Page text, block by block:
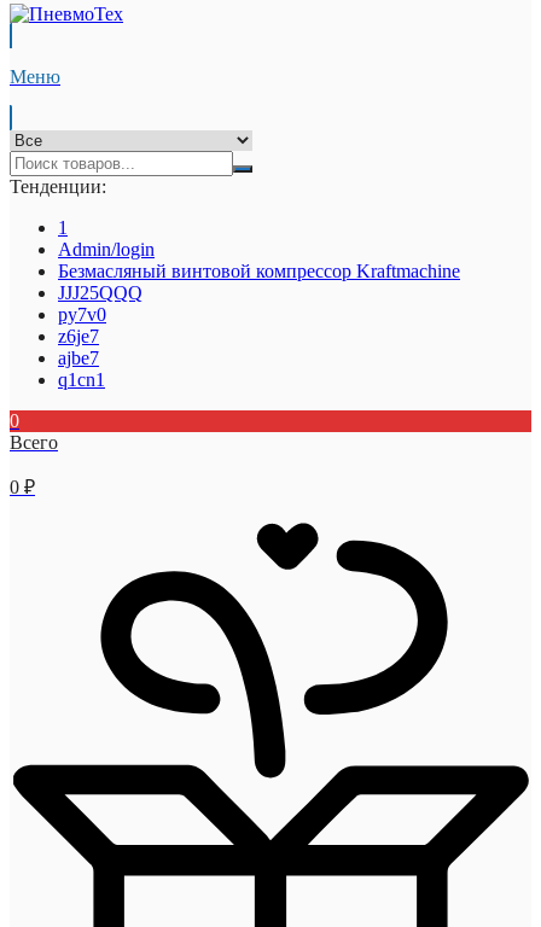
Меню
Тенденции:
1
Admin/login
Безмасляный винтовой компрессор Kraftmaсhine
JJJ25QQQ
py7v0
z6je7
ajbe7
q1cn1
0
Всего
0 ₽